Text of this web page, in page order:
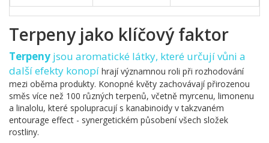
Terpeny jako klíčový faktor
Terpeny jsou aromatické látky, které určují vůni a
další efekty konopí hrají významnou roli při rozhodování
mezi oběma produkty. Konopné květy zachovávají přirozenou
směs více než 100 různých terpenů, včetně myrcenu, limonenu
a linalolu, které spolupracují s kanabinoidy v takzvaném
entourage effect - synergetickém působení všech složek
rostliny.